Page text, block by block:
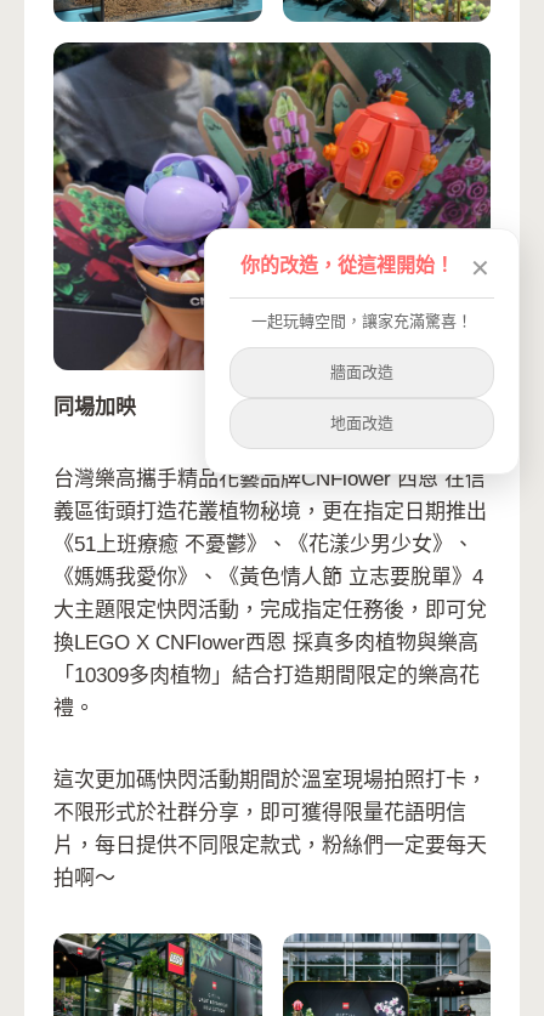
同場加映
台灣樂高攜手精品花藝品牌CNFlower 西恩 在信
義區街頭打造花叢植物秘境，更在指定日期推出
《51上班療癒 不憂鬱》、《花漾少男少女》、
《媽媽我愛你》、《黃色情人節 立志要脫單》4
大主題限定快閃活動，完成指定任務後，即可兌
換LEGO X CNFlower西恩 採真多肉植物與樂高
「10309多肉植物」結合打造期間限定的樂高花
禮。
這次更加碼快閃活動期間於溫室現場拍照打卡，
不限形式於社群分享，即可獲得限量花語明信
片，每日提供不同限定款式，粉絲們一定要每天
拍啊～
你的改造，從這裡開始！ ✕
一起玩轉空間，讓家充滿驚喜！
牆面改造
地面改造